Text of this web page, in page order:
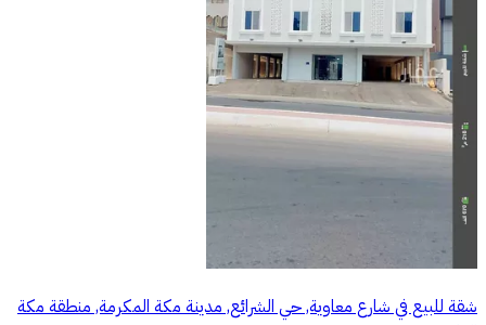
شقة للبيع في شارع معاوية, حي الشرائع, مدينة مكة المكرمة, منطقة مكة